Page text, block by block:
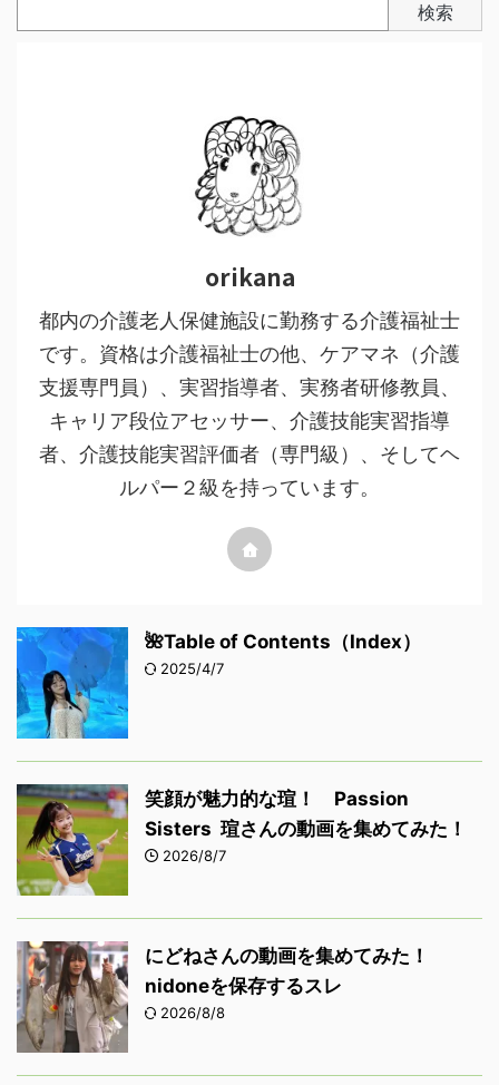
検索
orikana
都内の介護老人保健施設に勤務する介護福祉士
です。資格は介護福祉士の他、ケアマネ（介護
支援専門員）、実習指導者、実務者研修教員、
キャリア段位アセッサー、介護技能実習指導
者、介護技能実習評価者（専門級）、そしてヘ
ルパー２級を持っています。
🌺Table of Contents（Index）
2025/4/7
笑顔が魅力的な瑄！ Passion
Sisters 瑄さんの動画を集めてみた！
2026/8/7
にどねさんの動画を集めてみた！
nidoneを保存するスレ
2026/8/8